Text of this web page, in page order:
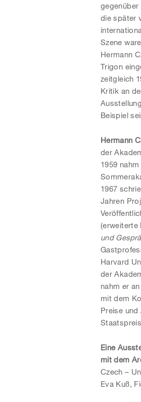
gegenüber
die später
Szene
Hermann
Trigon
zeitgleich
Kritik an
Beispiel
Hermann
der
1959
1967
Jahren
(erweiterte
und
Harvard
der
nahm er
mit dem
Preise und
Eine
mit dem
Czech –
Eva Kuß,